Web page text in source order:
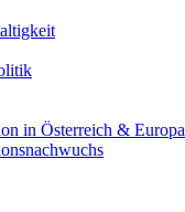
in Österreich & Europa